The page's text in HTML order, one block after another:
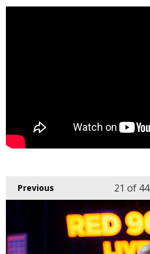
Previous 21 of 44